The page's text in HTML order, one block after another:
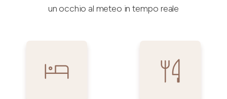
un occhio al meteo in tempo reale